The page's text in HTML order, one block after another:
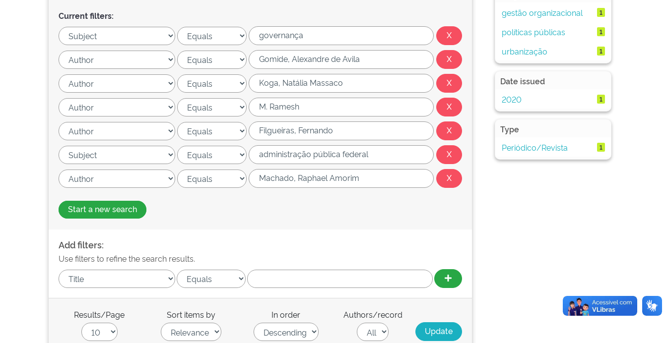
Current filters:
Start a new search
Add filters:
Use filters to refine the search results.
Results/Page Sort items by In order Authors/record
gestão organizacional
1
políticas públicas 1
urbanização 1
Date issued
2020
1
Type
Periódico/Revista
1